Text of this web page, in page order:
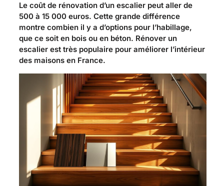
Le coût de rénovation d’un escalier peut aller de
500 à 15 000 euros. Cette grande différence
montre combien il y a d’options pour l’habillage,
que ce soit en bois ou en béton. Rénover un
escalier est très populaire pour améliorer l’intérieur
des maisons en France.